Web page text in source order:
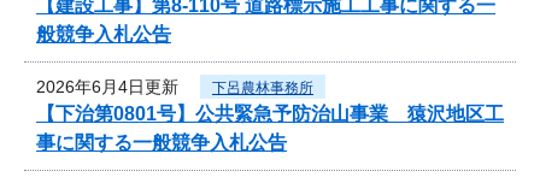
【建設工事】第8-110号 道路標示施工工事に関する一
般競争入札公告
2026年6月4日更新 下呂農林事務所
【下治第0801号】公共緊急予防治山事業 猿沢地区工
事に関する一般競争入札公告